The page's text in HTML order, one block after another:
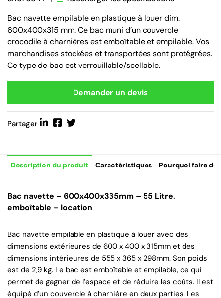
Bac navette empilable en plastique à louer dim.
600x400x315 mm. Ce bac muni d’un couvercle
crocodile à charnières est emboîtable et empilable. Vos
marchandises stockées et transportées sont protégrées.
Ce type de bac est verrouillable/scellable.
Demander un devis
Partager
Description du produit Caractéristiques Pourquoi faire de
Bac navette – 600x400x335mm – 55 Litre,
emboîtable – location
Bac navette empilable en plastique à louer avec des
dimensions extérieures de 600 x 400 x 315mm et des
dimensions intérieures de 555 x 365 x 298mm. Son poids
est de 2,9 kg. Le bac est emboîtable et empilable, ce qui
permet de gagner de l’espace et de réduire les coûts. Il est
équipé d’un couvercle à charnière en deux parties. Les